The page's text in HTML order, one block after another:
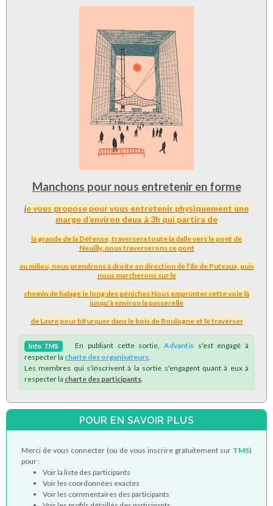
Manchons pour nous entretenir en forme
je vous propose pour vous entretenir physiquement une
marge d’environ deux à 3h qui partira de
la grande de la Défense, traversera toute la dalle vers le pont de
Neuilly, nous traverserons ce pont
au milieu, nous prendrons à droite en direction de l’île de Puteaux, puis
nous marcherons sur le
chemin de halage le long des péniches Nous emprunter cette voie là
jusqu’à environ la passerelle
de Lavre pour bifurquer dans le bois de Boulogne et le traverser
Info TMS En publiant cette sortie, Advantiss'est engagé à
respecter la charte des organisateurs
Les membres qui s'inscrivent à la sortie s'engagent quant à eux à
respecter la charte des participants
POUR EN SAVOIR PLUS
Merci de vous connecter (ou de vous inscrire gratuitement sur TMS)
pour :
Voir la liste des participants
Voir les coordonnées exactes
Voir les commentaires des participants